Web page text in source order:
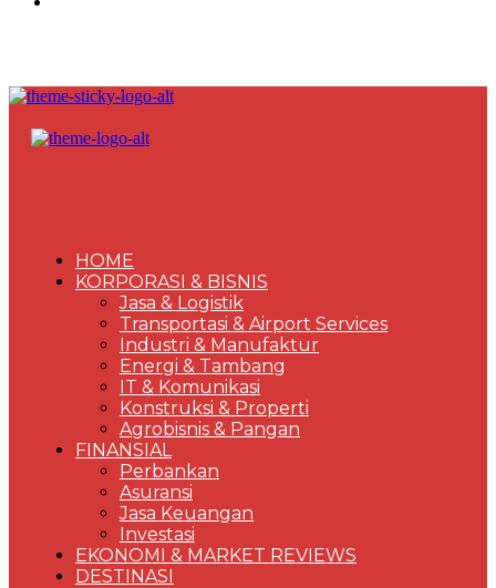
HOME
KORPORASI & BISNIS
Jasa & Logistik
Transportasi & Airport Services
Industri & Manufaktur
Energi & Tambang
IT & Komunikasi
Konstruksi & Properti
Agrobisnis & Pangan
FINANSIAL
Perbankan
Asuransi
Jasa Keuangan
Investasi
EKONOMI & MARKET REVIEWS
DESTINASI